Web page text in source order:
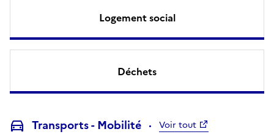
Logement social
Déchets
Transports - Mobilité Voir tout